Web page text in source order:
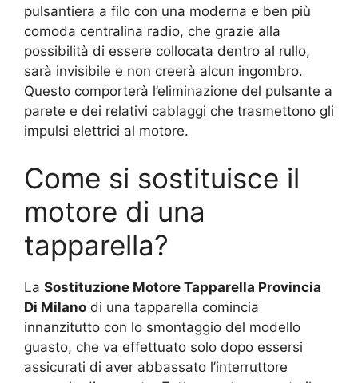
pulsantiera a filo con una moderna e ben più
comoda centralina radio, che grazie alla
possibilità di essere collocata dentro al rullo,
sarà invisibile e non creerà alcun ingombro.
Questo comporterà l’eliminazione del pulsante a
parete e dei relativi cablaggi che trasmettono gli
impulsi elettrici al motore.
Come si sostituisce il
motore di una
tapparella?
La Sostituzione Motore Tapparella Provincia
Di Milano di una tapparella comincia
innanzitutto con lo smontaggio del modello
guasto, che va effettuato solo dopo essersi
assicurati di aver abbassato l’interruttore